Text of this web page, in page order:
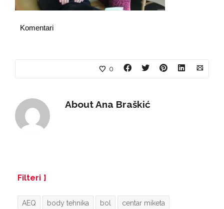
Komentari
0
AboutAna Braškić
Filteri
AEQ body tehnika bol centar miketa